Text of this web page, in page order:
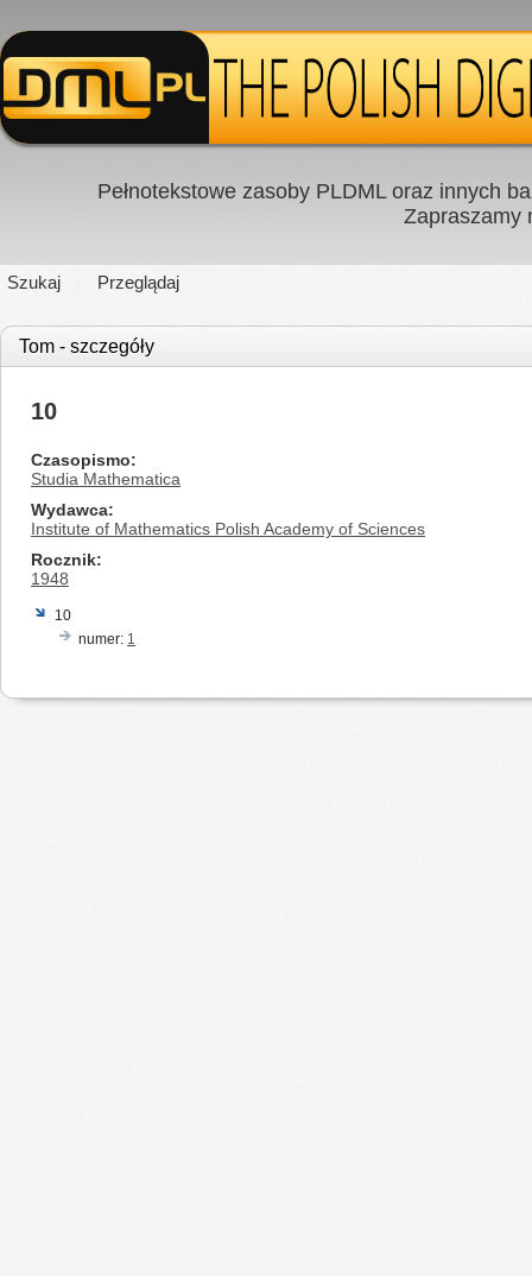
Pełnotekstowe zasoby PLDML oraz innych
Zapraszamy
Szukaj Przeglądaj
Tom - szczegóły
10
Czasopismo
Studia Mathematica
Wydawca
Institute of Mathematics Polish Academy of Sciences
Rocznik
1948
10
numer: 1